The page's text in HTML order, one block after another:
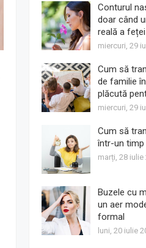
Conturul
doar când
reală a feței
miercuri, 29
Cum să
de familie
plăcută
miercuri, 29
Cum să
într-un
marți, 28 iulie
Buzele cu
un aer
formal
luni, 20 iulie